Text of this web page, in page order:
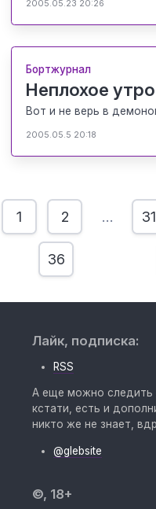
2005.05.23 20:26
Бортжурнал
Неплохое утро
Вот и не верь в
2005.05.5 20:18
1 2 … 31
36
Лайк, подписка:
RSS
А еще можно следить
кстати, есть и
никто же не знает,
@glebsite
©, 18+